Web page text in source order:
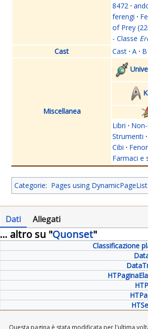
8472 ·
ferengi ·
of Prey
- Classe
Cast
Cast · A · B
Miscellanea
Libri ·
Strumenti ·
Cibi ·
Farmaci e
Categorie: Pages using
Dati Allegati
... altro su "Quonset"
Classificazione
Questa pagina è stata modificata per l'ultima